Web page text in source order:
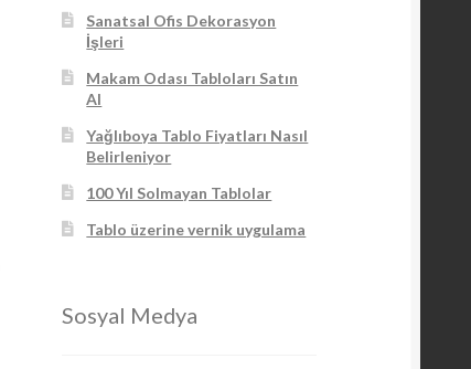
Sanatsal Ofis Dekorasyon
İşleri
Makam Odası Tabloları Satın
Al
Yağlıboya Tablo Fiyatları Nasıl
Belirleniyor
100 Yıl Solmayan Tablolar
Tablo üzerine vernik uygulama
Sosyal Medya